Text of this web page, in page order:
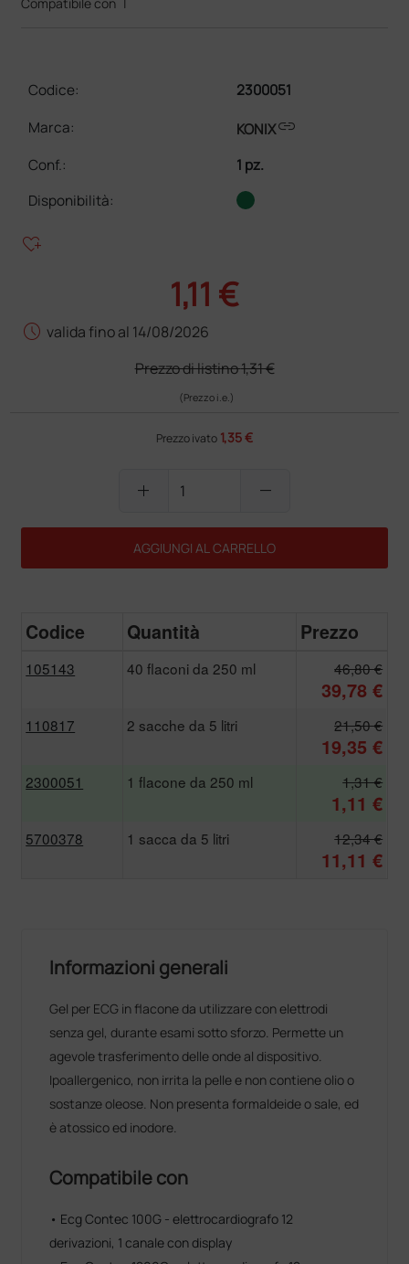
Codice:
2300051
Marca:
KONIXlink
Conf.:
1 pz.
Disponibilità:
heart_plus
1,11 €
schedule valida fino al 14/08/2026
Prezzo di listino1,31 €
(Prezzo i.e.)
Prezzo ivato 1,35 €
add remove
AGGIUNGI AL CARRELLO
Codice Quantità Prezzo
105143 40 flaconi da 250 ml 46,80 €
39,78 €
110817 2 sacche da 5 litri 21,50 €
19,35 €
2300051 1 flacone da 250 ml 1,31 €
1,11 €
5700378 1 sacca da 5 litri 12,34 €
11,11 €
Informazioni generali
Gel per ECG in flacone da utilizzare con elettrodi
senza gel, durante esami sotto sforzo. Permette un
agevole trasferimento delle onde al dispositivo.
Ipoallergenico, non irrita la pelle e non contiene olio o
sostanze oleose. Non presenta formaldeide o sale, ed
è atossico ed inodore.
Compatibile con
• Ecg Contec 100G - elettrocardiografo 12
derivazioni, 1 canale con display